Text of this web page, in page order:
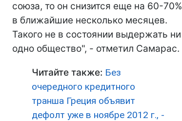
союза, то он снизится еще на 60-70%
в ближайшие несколько месяцев.
Такого не в состоянии выдержать ни
одно общество", - отметил Самарас.
Читайте также: Без
очередного кредитного
транша Греция объявит
дефолт уже в ноябре 2012 г., -